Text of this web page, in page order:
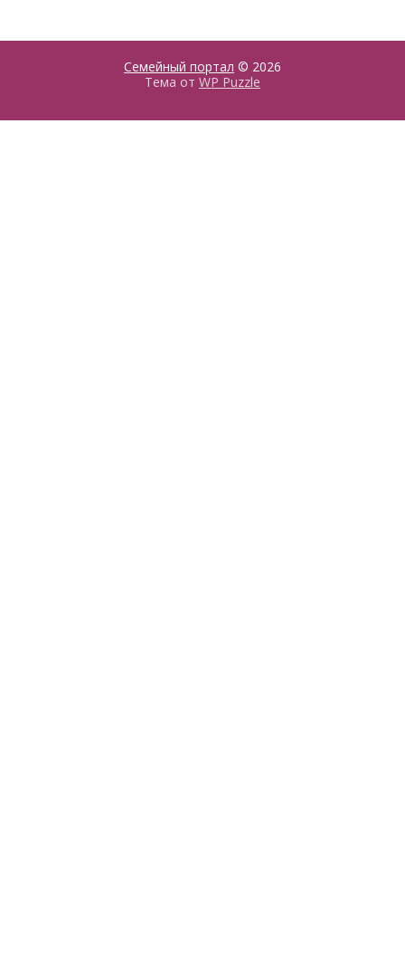
Семейный портал © 2026
Тема от WP Puzzle